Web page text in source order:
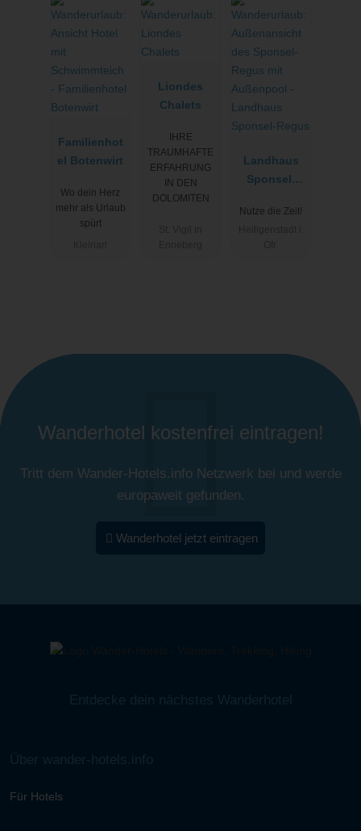
Familienhot
el Botenwirt
Wo dein Herz
mehr als Urlaub
spürt
Liondes
Chalets
IHRE
TRAUMHAFTE
ERFAHRUNG
IN DEN
DOLOMITEN
Landhaus
Sponsel-
Nutze die Zeit!
Wanderhotel kostenfrei eintragen!
Tritt dem Wander-Hotels.info Netzwerk bei und werde
europaweit gefunden.
Wanderhotel jetzt eintragen
Für Hotels